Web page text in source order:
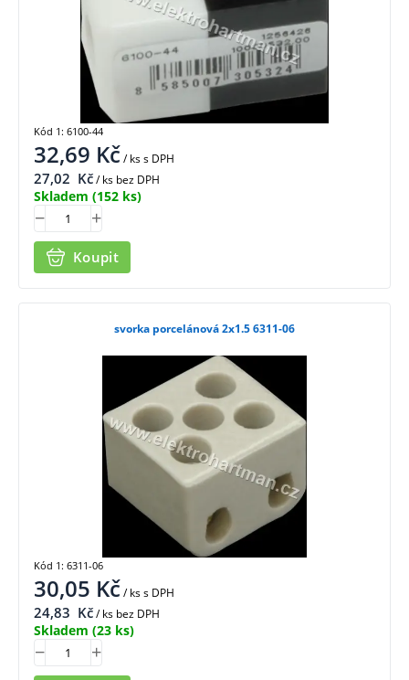
32,69 Kč/ kss DPH
27,02 Kč/ ks bez DPH
Skladem (152 ks)
Koupit
Kód 1: 6100-44
svorka porcelánová 2x1.5 6311-06
30,05 Kč/ kss DPH
24,83 Kč/ ks bez DPH
Skladem (23 ks)
Kód 1: 6311-06